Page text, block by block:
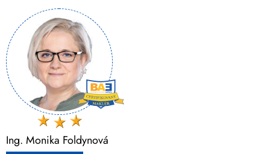
Ing. Monika Foldynová